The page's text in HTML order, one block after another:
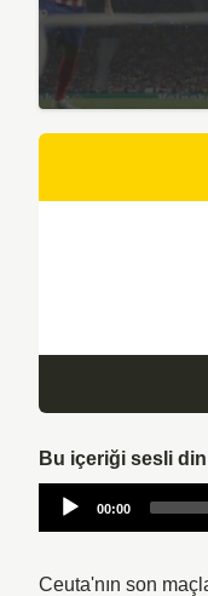
Bu içeriği sesli
Audio
00:00
Ceuta'nın son